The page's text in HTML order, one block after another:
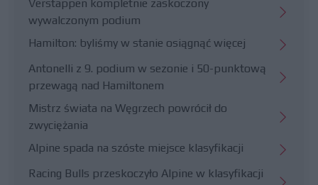
Verstappen kompletnie zaskoczony
wywalczonym podium
Hamilton: byliśmy w stanie osiągnąć więcej
Antonelli z 9. podium w sezonie i 50-punktową
przewagą nad Hamiltonem
Mistrz świata na Węgrzech powrócił do
zwyciężania
Alpine spada na szóste miejsce klasyfikacji
Racing Bulls przeskoczyło Alpine w klasyfikacji